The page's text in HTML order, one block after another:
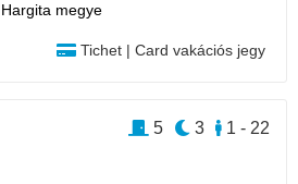
Hargita megye
Tichet | Card vakációs jegy
1 - 22
3
5